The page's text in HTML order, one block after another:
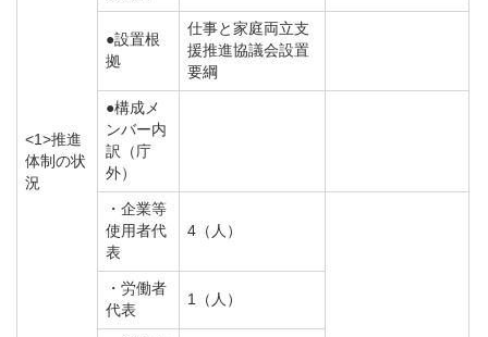
<1>推進
体制の状
況
●設置根
拠
仕事と家庭両立支
援推進協議会設置
要綱
●構成メ
ンバー内
訳（庁
外）
・企業等
使用者代
表
4（人）
・労働者
代表
1（人）